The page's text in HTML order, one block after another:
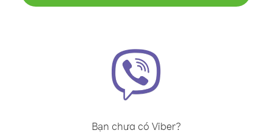
Bạn chưa có Viber?